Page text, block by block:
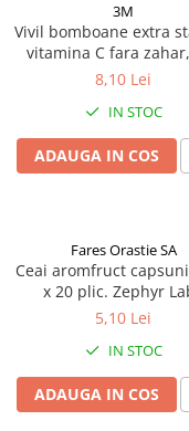
3M
Vivil bomboane extra
vitamina C fara
Zephyr Labs
8,10 Lei
IN STOC
ADAUGA IN COS
Fares Orastie SA
Ceai aromfruct
x 20 plic. Zephyr
5,10 Lei
IN STOC
ADAUGA IN COS